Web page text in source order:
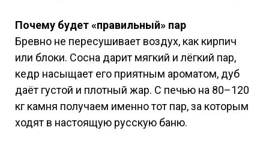
Почему будет «правильный» пар
Бревно не пересушивает воздух, как кирпич
или блоки. Сосна дарит мягкий и лёгкий пар,
кедр насыщает его приятным ароматом, дуб
даёт густой и плотный жар. С печью на 80–120
кг камня получаем именно тот пар, за которым
ходят в настоящую русскую баню.